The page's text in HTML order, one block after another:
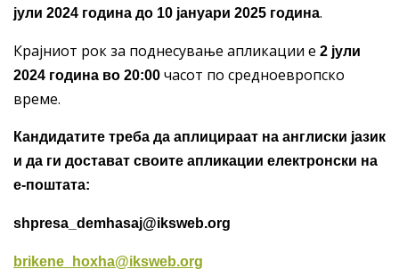
јули 2024 година до 10 јануари 2025 година.
Крајниот рок за поднесување апликации е 2 јули
2024 година во 20:00 часот по средноевропско
време.
Кандидатите треба да аплицираат на англиски јазик
и да ги достават своите апликации електронски на
е-поштата:
shpresa_demhasaj@iksweb.org
brikene_hoxha@iksweb.org